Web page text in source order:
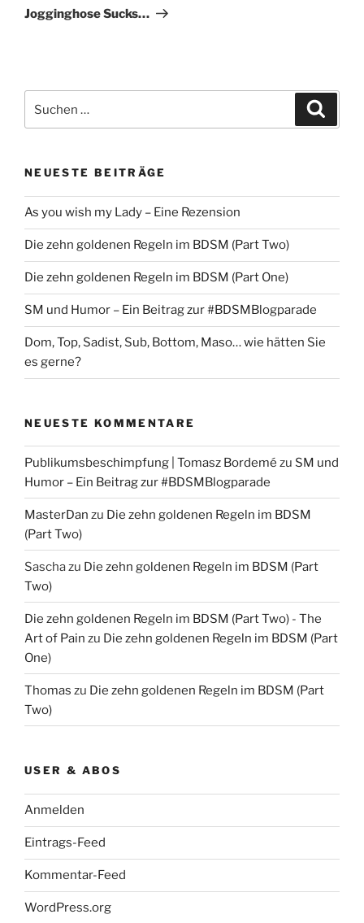
Beitrag
Jogginghose Sucks…
nach:
NEUESTE BEITRÄGE
As you wish my Lady – Eine Rezension
Die zehn goldenen Regeln im BDSM (Part Two)
Die zehn goldenen Regeln im BDSM (Part One)
SM und Humor – Ein Beitrag zur #BDSMBlogparade
Dom, Top, Sadist, Sub, Bottom, Maso… wie hätten Sie
es gerne?
NEUESTE KOMMENTARE
Publikumsbeschimpfung | Tomasz Bordemé zu SM und
Humor – Ein Beitrag zur #BDSMBlogparade
MasterDan zu Die zehn goldenen Regeln im BDSM
(Part Two)
Saschazu Die zehn goldenen Regeln im BDSM (Part
Two)
Die zehn goldenen Regeln im BDSM (Part Two) - The
Art of Pain zu Die zehn goldenen Regeln im BDSM (Part
One)
Thomas zu Die zehn goldenen Regeln im BDSM (Part
Two)
USER & ABOS
Anmelden
Eintrags-Feed
Kommentar-Feed
WordPress.org